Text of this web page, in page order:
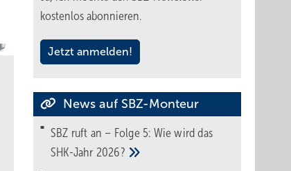
kostenlos abonnieren.
Jetzt anmelden!
News auf SBZ-Monteur
SBZ ruft an – Folge 5: Wie wird das
SHK-Jahr 2026?